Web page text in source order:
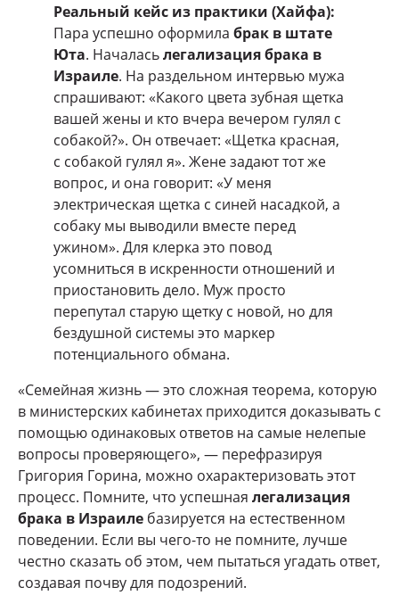
Реальный кейс из практики (Хайфа):
Пара успешно оформила брак в штате
Юта. Началасьлегализация брака в
Израиле. На раздельном интервью мужа
спрашивают: «Какого цвета зубная щетка
вашей жены и кто вчера вечером гулял с
собакой?». Он отвечает: «Щетка красная,
с собакой гулял я». Жене задают тот же
вопрос, и она говорит: «У меня
электрическая щетка с синей насадкой, а
собаку мы выводили вместе перед
ужином». Для клерка это повод
усомниться в искренности отношений и
приостановить дело. Муж просто
перепутал старую щетку с новой, но для
бездушной системы это маркер
потенциального обмана.
«Семейная жизнь — это сложная теорема, которую
в министерских кабинетах приходится доказывать с
помощью одинаковых ответов на самые нелепые
вопросы проверяющего», — перефразируя
Григория Горина, можно охарактеризовать этот
процесс. Помните, что успешная легализация
брака в Израиле базируется на естественном
поведении. Если вы чего-то не помните, лучше
честно сказать об этом, чем пытаться угадать ответ,
создавая почву для подозрений.